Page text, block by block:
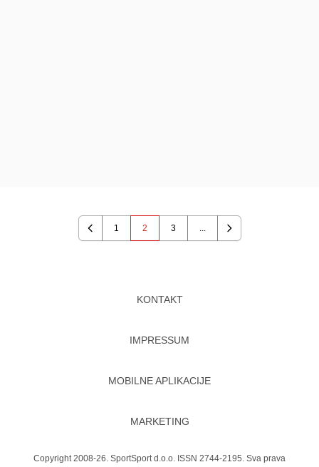
Previous
1 2 3 ...
Next
KONTAKT
IMPRESSUM
MOBILNE APLIKACIJE
MARKETING
Copyright 2008-26. SportSport d.o.o. ISSN 2744-2195. Sva prava